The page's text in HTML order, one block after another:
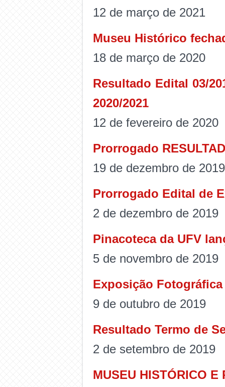
12 de março de 2021
Museu Histórico
18 de março de 2020
Resultado Edital 03/
2020/2021
12 de fevereiro de 2020
Prorrogado
19 de dezembro de 2019
Prorrogado Edital de
2 de dezembro de 2019
Pinacoteca da UFV
5 de novembro de 2019
Exposição
9 de outubro de 2019
Resultado Termo de
2 de setembro de 2019
MUSEU HISTÓRICO E